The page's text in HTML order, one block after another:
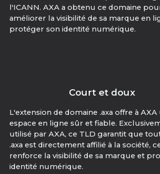
l'ICANN. AXA a obtenu ce domaine
améliorer la visibilité de sa marque en
protéger son identité numérique.
Court et doux
L'extension de domaine .axa offre à AXA
espace en ligne sûr et fiable.
utilisé par AXA, ce TLD garantit que
.axa est directement affilié à la société,
renforce la visibilité de sa marque et
identité numérique.